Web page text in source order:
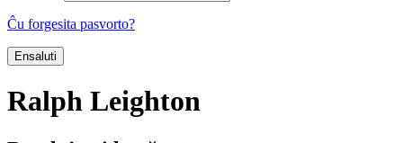
Ĉu forgesita pasvorto?
Ensaluti
Ralph Leighton